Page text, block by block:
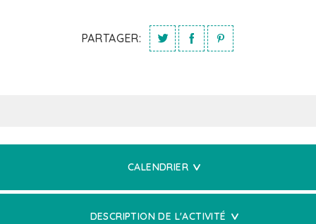
PARTAGER:
CALENDRIER
DESCRIPTION DE L'ACTIVITÉ